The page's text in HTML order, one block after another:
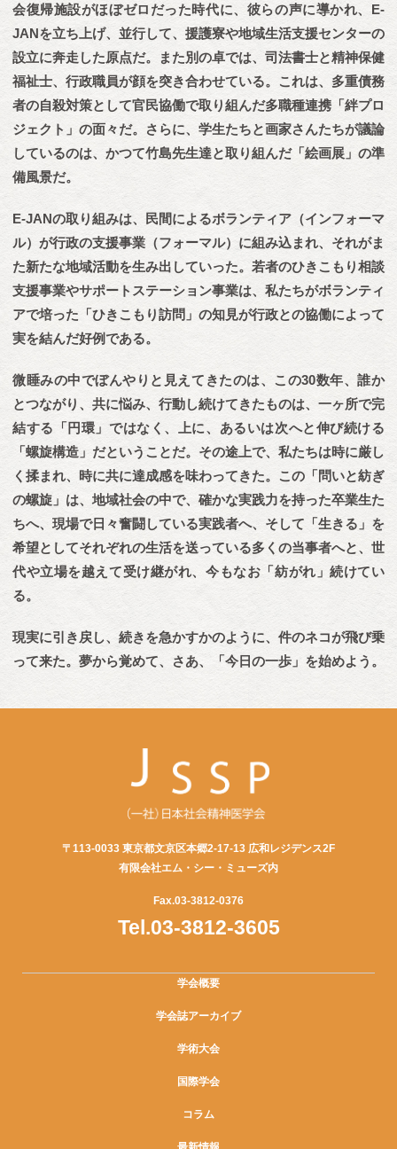
会復帰施設がほぼゼロだった時代に、彼らの声に導かれ、E-
JANを立ち上げ、並行して、援護寮や地域生活支援センターの
設立に奔走した原点だ。また別の卓では、司法書士と精神保健
福祉士、行政職員が顔を突き合わせている。これは、多重債務
者の自殺対策として官民協働で取り組んだ多職種連携「絆プロ
ジェクト」の面々だ。さらに、学生たちと画家さんたちが議論
しているのは、かつて竹島先生達と取り組んだ「絵画展」の準
備風景だ。
E-JANの取り組みは、民間によるボランティア（インフォーマ
ル）が行政の支援事業（フォーマル）に組み込まれ、それがま
た新たな地域活動を生み出していった。若者のひきこもり相談
支援事業やサポートステーション事業は、私たちがボランティ
アで培った「ひきこもり訪問」の知見が行政との協働によって
実を結んだ好例である。
微睡みの中でぼんやりと見えてきたのは、この30数年、誰か
とつながり、共に悩み、行動し続けてきたものは、一ヶ所で完
結する「円環」ではなく、上に、あるいは次へと伸び続ける
「螺旋構造」だということだ。その途上で、私たちは時に厳し
く揉まれ、時に共に達成感を味わってきた。この「問いと紡ぎ
の螺旋」は、地域社会の中で、確かな実践力を持った卒業生た
ちへ、現場で日々奮闘している実践者へ、そして「生きる」を
希望としてそれぞれの生活を送っている多くの当事者へと、世
代や立場を越えて受け継がれ、今もなお「紡がれ」続けてい
る。
現実に引き戻し、続きを急かすかのように、件のネコが飛び乗
って来た。夢から覚めて、さあ、「今日の一歩」を始めよう。
〒113-0033 東京都文京区本郷2-17-13 広和レジデンス2F
有限会社エム・シー・ミューズ内
Fax.03-3812-0376
Tel.03-3812-3605
学会概要
学会誌アーカイブ
学術大会
国際学会
コラム